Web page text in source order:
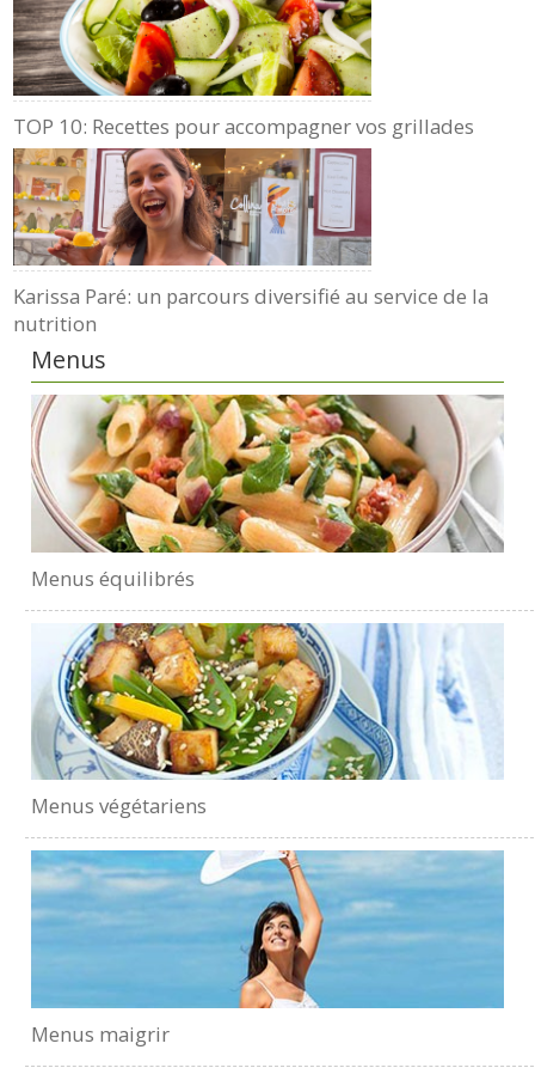
TOP 10: Recettes pour accompagner vos grillades
Karissa Paré: un parcours diversifié au service de la
nutrition
Menus
Menus équilibrés
Menus végétariens
Menus maigrir